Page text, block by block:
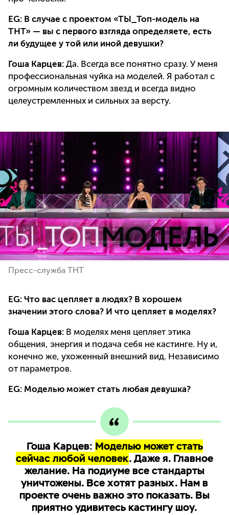
EG: В случае с проектом «ТЫ_Топ-модель на
ТНТ» — вы с первого взгляда определяете, есть
ли будущее у той или иной девушки?
Гоша Карцев: Да. Всегда все понятно сразу. У меня
профессиональная чуйка на моделей. Я работал с
огромным количеством звезд и всегда видно
целеустремленных и сильных за версту.
Пресс-служба ТНТ
EG: Что вас цепляет в людях? В хорошем
значении этого слова? И что цепляет в моделях?
Гоша Карцев: В моделях меня цепляет этика
общения, энергия и подача себя не кастинге. Ну и,
конечно же, ухоженный внешний вид. Независимо
от параметров.
EG: Моделью может стать любая девушка?
Гоша Карцев: Моделью может стать
сейчас любой человек. Даже я. Главное
желание. На подиуме все стандарты
уничтожены. Все хотят разных. Нам в
проекте очень важно это показать. Вы
приятно удивитесь кастингу шоу.